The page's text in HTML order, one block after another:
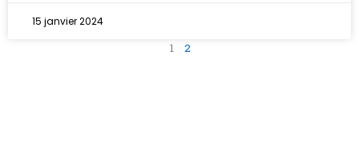
15 janvier 2024
1 2